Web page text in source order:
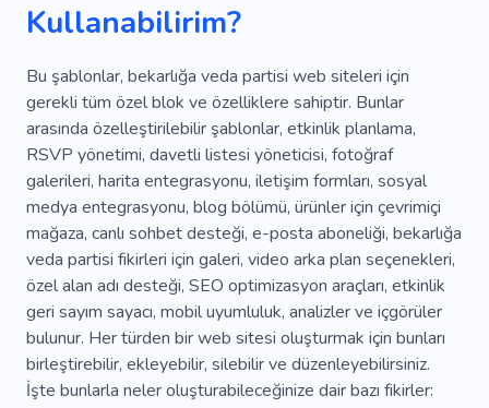
Kullanabilirim?
Bu şablonlar, bekarlığa veda partisi web siteleri için
gerekli tüm özel blok ve özelliklere sahiptir. Bunlar
arasında özelleştirilebilir şablonlar, etkinlik planlama,
RSVP yönetimi, davetli listesi yöneticisi, fotoğraf
galerileri, harita entegrasyonu, iletişim formları, sosyal
medya entegrasyonu, blog bölümü, ürünler için çevrimiçi
mağaza, canlı sohbet desteği, e-posta aboneliği, bekarlığa
veda partisi fikirleri için galeri, video arka plan seçenekleri,
özel alan adı desteği, SEO optimizasyon araçları, etkinlik
geri sayım sayacı, mobil uyumluluk, analizler ve içgörüler
bulunur. Her türden bir web sitesi oluşturmak için bunları
birleştirebilir, ekleyebilir, silebilir ve düzenleyebilirsiniz.
İşte bunlarla neler oluşturabileceğinize dair bazı fikirler: